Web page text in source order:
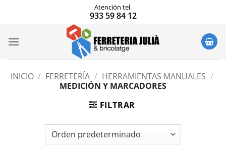
Atención tel.
933 59 84 12
INICIO / FERRETERÍA / HERRAMIENTAS MANUALES /
MEDICIÓN Y MARCADORES
FILTRAR